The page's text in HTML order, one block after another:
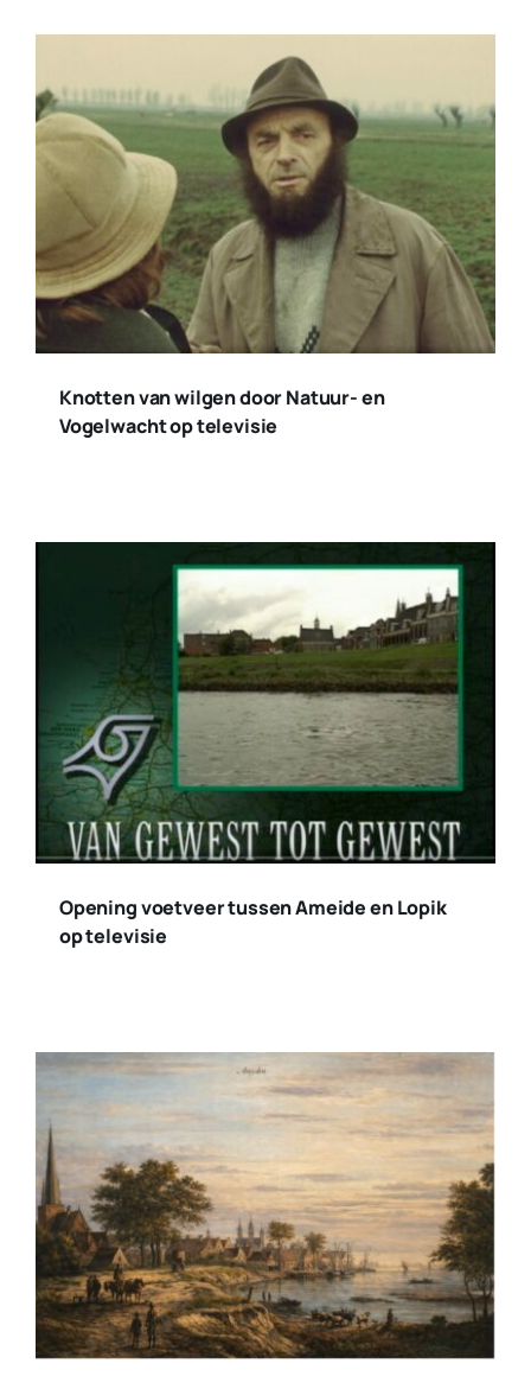
Knotten van wilgen door Natuur- en
Vogelwacht op televisie
Opening voetveer tussen Ameide en Lopik
op televisie